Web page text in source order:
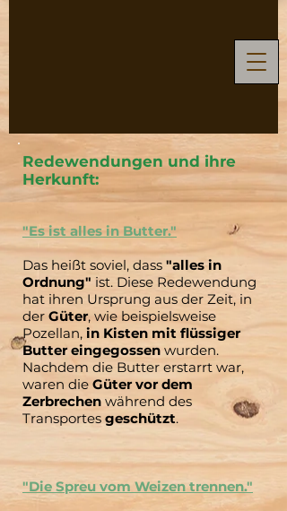
Redewendungen und ihre
Herkunft:
"Es ist alles in Butter."
Das heißt soviel, dass "alles in
Ordnung" ist. Diese Redewendung
hat ihren Ursprung aus der Zeit, in
der Güter, wie beispielsweise
Pozellan, in Kisten mit flüssiger
Butter eingegossen wurden.
Nachdem die Butter erstarrt war,
waren die Güter vor dem
Zerbrechen während des
Transportes geschützt.
"Die Spreu vom Weizen trennen."